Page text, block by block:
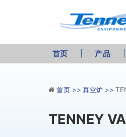
首页 产品
首页 >>真空炉 >>
TENNEY